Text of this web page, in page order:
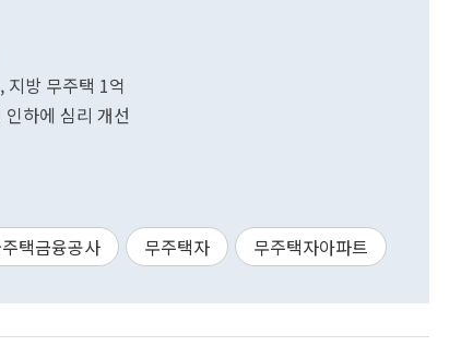
지방 무주택 1억
인하에 심리 개선
택금융공사 무주택자 무주택자아파트